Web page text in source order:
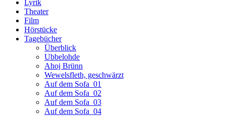
Lyrik
Theater
Film
Hörstücke
Tagebücher
Überblick
Ubbelohde
Ahoj Brünn
Wewelsfleth, geschwärzt
Auf dem Sofa_01
Auf dem Sofa_02
Auf dem Sofa_03
Auf dem Sofa_04